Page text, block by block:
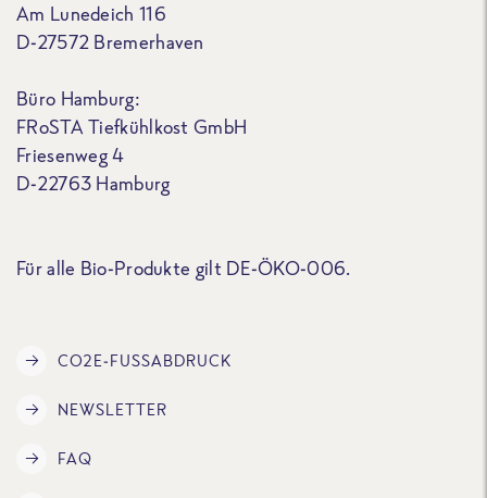
Am Lunedeich 116
D-27572 Bremerhaven
Büro Hamburg:
FRoSTA Tiefkühlkost GmbH
Friesenweg 4
D-22763 Hamburg
Für alle Bio-Produkte gilt DE-ÖKO-006.
CO2E-FUSSABDRUCK
NEWSLETTER
FAQ